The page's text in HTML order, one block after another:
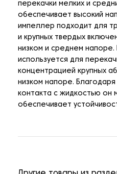
перекачки мелких и
обеспечивает высокий
импеллер подходит для
и крупных твердых
низком и среднем
используется для
концентрацией крупных
низком напоре.
контакта с жидкостью
обеспечивает